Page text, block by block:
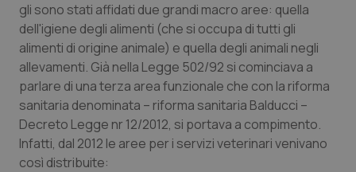
Provincia Autonoma di Trento
Puglia
Sardegna
Sicilia
Ipertensione & Scompenso
Malattie rare
Malattia di Crohn & Rettocolite Ulcerosa
Neuroscienze & patologie neurodegenerative
gli sono stati affidati due grandi macro aree: quella
dell'igiene degli alimenti (che si occupa di tutti gli
alimenti di origine animale) e quella degli animali negli
allevamenti. Già nella Legge 502/92 si cominciava a
parlare di una terza area funzionale che con la riforma
sanitaria denominata – riforma sanitaria Balducci –
Decreto Legge nr 12/2012, si portava a compimento.
Infatti, dal 2012 le aree per i servizi veterinari venivano
così distribuite: